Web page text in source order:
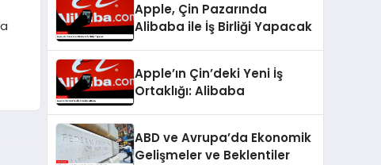
Apple, Çin Pazarında
Alibaba ile İş Birliği Yapacak
Apple’ın Çin’deki Yeni İş
Ortaklığı: Alibaba
ABD ve Avrupa’da Ekonomik
Gelişmeler ve Beklentiler